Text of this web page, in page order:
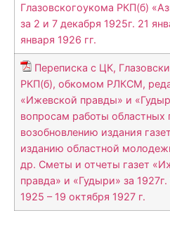
Глазовскогоукома РКП(б)
за 2 и 7 декабря 1925г. 21
января 1926 гг.
Переписка с ЦК,
РКП(б), обкомом РЛКСМ,
«Ижевской правды» и
вопросам работы областных
возобновлению издания
изданию областной
др. Сметы и отчеты газет
правда» и «Гудыри» за
1925 – 19 октября 1927 г.